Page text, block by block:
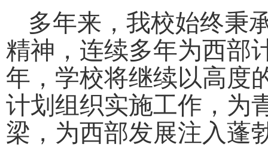
多年来，我校始终秉
精神，连续多年为西部
年，学校将继续以高度
计划组织实施工作，为
梁，为西部发展注入蓬